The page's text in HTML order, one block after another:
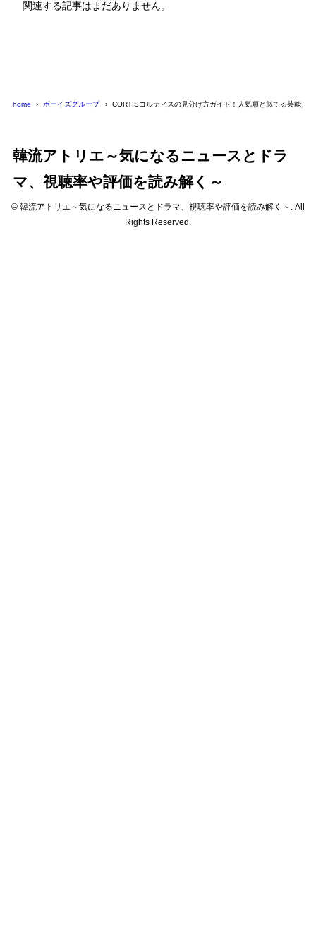
関連する記事はまだありません。
home ボーイズグループ CORTISコルティスの見分け方ガイド！人気順と似てる芸能人
韓流アトリエ～気になるニュースとドラ
マ、視聴率や評価を読み解く～
© 韓流アトリエ～気になるニュースとドラマ、視聴率や評価を読み解く～. All
Rights Reserved.